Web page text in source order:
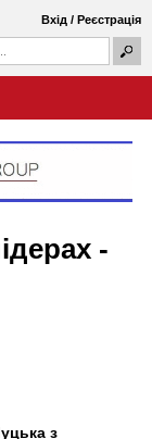
Вхід / Реєстрація
-
з